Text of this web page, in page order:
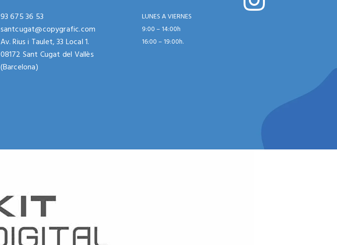
93 675 36 53
santcugat@copygrafic.com
Av. Rius i Taulet, 33 Local 1.
08172 Sant Cugat del Vallès
(Barcelona)
LUNES A VIERNES
9:00 – 14:00h
16:00 – 19:00h.